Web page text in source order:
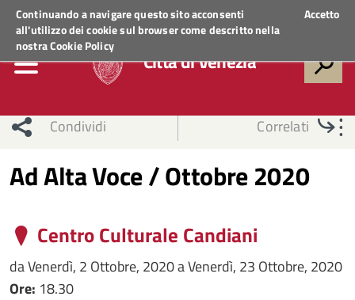
Continuando a navigare questo sito acconsenti
all'utilizzo dei cookie sul browser come descritto nella
nostraCookie Policy
Accetto
Regione VenetoACCEDI AI SERVIZI
Città di Venezia
Condividi Correlati
Ad Alta Voce / Ottobre 2020
Centro Culturale Candiani
daVenerdì, 2 Ottobre, 2020aVenerdì, 23 Ottobre, 2020
Ore: 18.30